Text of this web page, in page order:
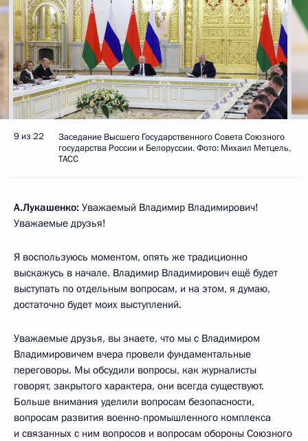
9 из 22
Заседание Высшего Государственного Совета Союзного
государства России и Белоруссии. Фото: Михаил Метцель,
ТАСС
А.Лукашенко: Уважаемый Владимир Владимирович!
Уважаемые друзья!
Я воспользуюсь моментом, опять же традиционно
выскажусь в начале. Владимир Владимирович ещё будет
выступать по отдельным вопросам, и на этом, я думаю,
достаточно будет моих выступлений.
Уважаемые друзья, вы знаете, что мы с Владимиром
Владимировичем вчера провели фундаментальные
переговоры. Мы обсудили вопросы, как журналисты
говорят, закрытого характера, они всегда существуют.
Больше внимания уделили вопросам безопасности,
вопросам развития военно-промышленного комплекса
и связанных с ним вопросов и вопросам обороны Союзного